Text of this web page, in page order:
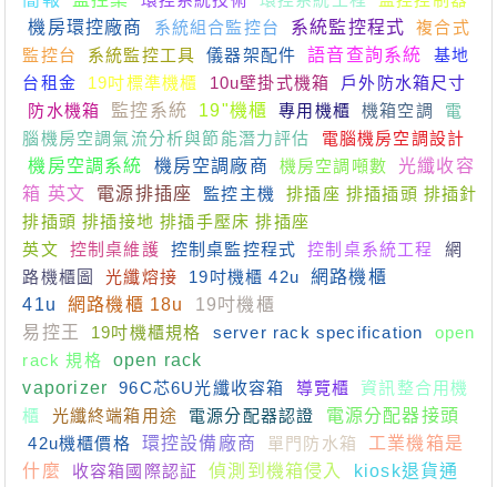
機房環控廠商
系統組合監控台 系統監控程式
複合式
監控台
系統監控工具 儀器架配件 語音查詢系統
基地
台租金
19吋標準機櫃 10u壁掛式機箱
戶外防水箱尺寸
防水機箱
監控系統 19"機櫃 專用機櫃 機箱空調
電
腦機房空調氣流分析與節能潛力評估
電腦機房空調設計
機房空調系統
機房空調廠商 機房空調噸數
光纖收容
箱 英文
電源排插座 監控主機
排插座 排插插頭 排插針
排插頭 排插接地 排插手壓床 排插座
英文
控制桌維護 控制桌監控程式 控制桌系統工程
網
路機櫃圖
光纖熔接 19吋機櫃 42u
網路機櫃
41u
網路機櫃 18u
19吋機櫃
易控王
19吋機櫃規格 server rack specification
open
rack 規格
open rack
vaporizer
96C芯6U光纖收容箱 導覽櫃
資訊整合用機
櫃
光纖終端箱用途 電源分配器認證
電源分配器接頭
42u機櫃價格
環控設備廠商 單門防水箱
工業機箱是
什麼
收容箱國際認証 偵測到機箱侵入
kiosk退貨通